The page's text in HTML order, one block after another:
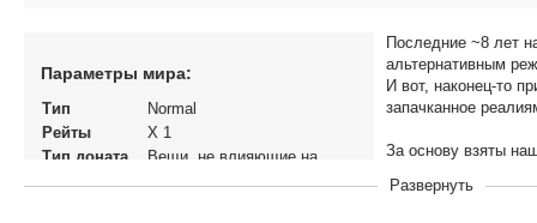
Параметры мира:
Тип
Normal
Рейты
X 1
Тип доната
Вещи, не влияющие на
Последние ~8 лет
альтернативным
И вот, наконец-то
запачканное
За основу взяты
Развернуть